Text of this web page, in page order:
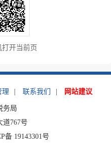
开当前页
理 联系我们 网站建议
务局
道767号
备 19143301号